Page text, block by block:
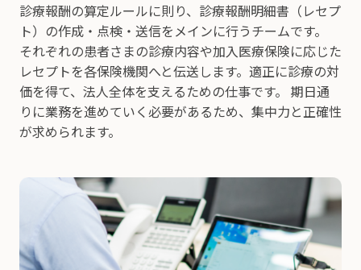
診療報酬の算定ルールに則り、診療報酬明細書（レセプ
ト）の作成・点検・送信をメインに行うチームです。
それぞれの患者さまの診療内容や加入医療保険に応じた
レセプトを各保険機関へと伝送します。適正に診療の対
価を得て、法人全体を支えるための仕事です。 期日通
りに業務を進めていく必要があるため、集中力と正確性
が求められます。